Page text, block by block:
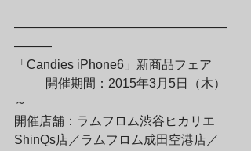
—————————————————
———
「Candies iPhone6」新商品フェア
～
開催店舗：ラムフロム渋谷ヒカリエ
ShinQs店／ラムフロム成田空港店／